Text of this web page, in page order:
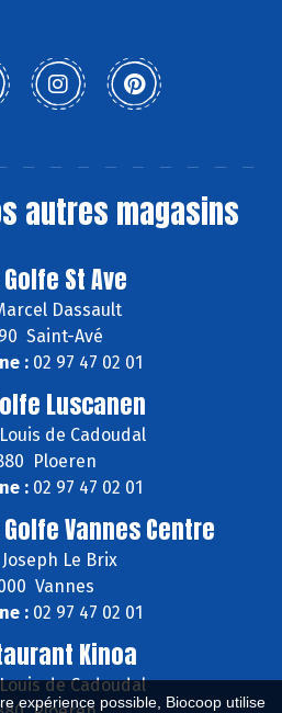
expérience possible, Biocoop utilise
autres magasins
St Ave
Dassault
Saint-Avé
:02 97 47 02 01
Luscanen
de Cadoudal
Ploeren
:02 97 47 02 01
Vannes Centre
Le Brix
Vannes
:02 97 47 02 01
Kinoa
de Cadoudal